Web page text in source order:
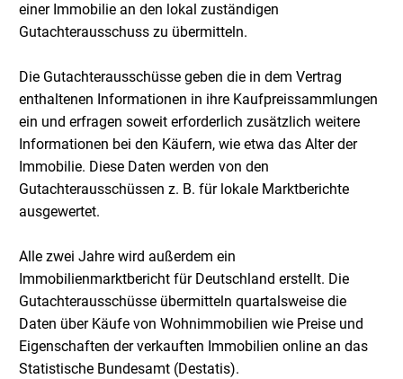
einer Immobilie an den lokal zuständigen
Gutachterausschuss zu übermitteln.
Die Gutachterausschüsse geben die in dem Vertrag
enthaltenen Informationen in ihre Kaufpreissammlungen
ein und erfragen soweit erforderlich zusätzlich weitere
Informationen bei den Käufern, wie etwa das Alter der
Immobilie. Diese Daten werden von den
Gutachterausschüssen z. B. für lokale Marktberichte
ausgewertet.
Alle zwei Jahre wird außerdem ein
Immobilienmarktbericht für Deutschland erstellt. Die
Gutachterausschüsse übermitteln quartalsweise die
Daten über Käufe von Wohnimmobilien wie Preise und
Eigenschaften der verkauften Immobilien online an das
Statistische Bundesamt (Destatis).